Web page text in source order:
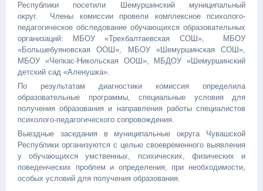
Республики посетили Шемуршинский муниципальный
округ. Члены комиссии провели комплексное психолого-
педагогическое обследование обучающихся образовательных
организаций: МБОУ «Трехбалтаевская СОШ», МБОУ
«Большебуяновская ООШ», МБОУ «Шемуршинская СОШ»,
МБОУ «Чепкас-Никольская ООШ», МБДОУ «Шемуршинский
детский сад «Аленушка».
По результатам диагностики комиссия определила
образовательные программы, специальные условия для
получения образования и направления работы специалистов
психолого-педагогического сопровождения.
Выездные заседания в муниципальные округа Чувашской
Республики организуются с целью своевременного выявления
у обучающихся умственных, психических, физических и
поведенческих проблем и определения, при необходимости,
особых условий для получения образования.